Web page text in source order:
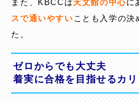
また、KBCCは天文館の中心に
スで通いやすい ことも入学の決
た。
ゼロからでも大丈夫
着実に合格を目指せるカ